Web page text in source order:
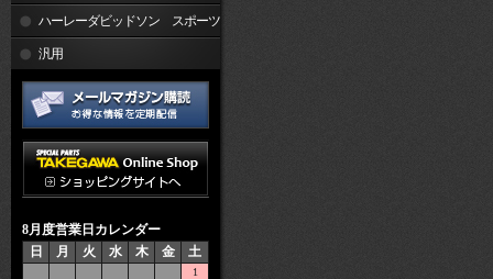
ハーレーダビッドソン スポーツ
スター汎用
8月度営業日カレンダー
日
月 火 水 木 金 土
1